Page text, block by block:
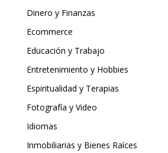
Dinero y Finanzas
Ecommerce
Educación y Trabajo
Entretenimiento y Hobbies
Espiritualidad y Terapias
Fotografía y Video
Idiomas
Inmobiliarias y Bienes Raíces